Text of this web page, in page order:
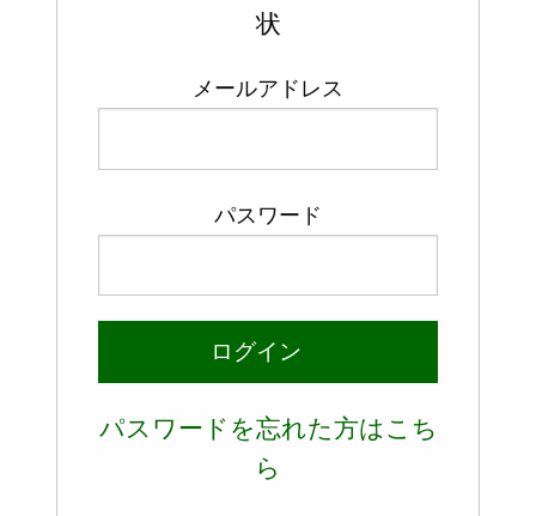
状
メールアドレス
パスワード
ログイン
パスワードを忘れた方はこち
ら